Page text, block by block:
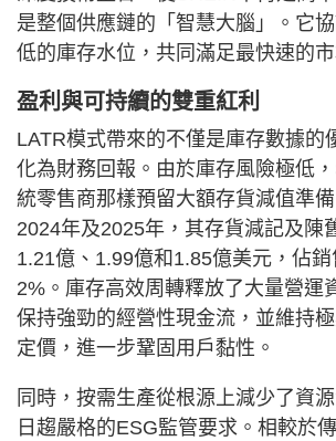
是整個供應鏈的「智慧大腦」。它
低的庫存水位，共同滿足最快速的
盈利與可持續的雙重紅利
LATR模式帶來的不僅是庫存數據的
化為財務回報。由於庫存風險極低
統零售商那樣預留大額存貨減值準備
2024年及2025年，其存貨減記及陳
1.21億、1.99億和1.85億美元，佔
2%。庫存高效周轉釋放了大量營運
保持強勁的經營性現金流，並維持
定價，進一步鞏固用戶黏性。
同時，按需生產從根源上減少了資
日趨嚴格的ESG監管要求。相較於